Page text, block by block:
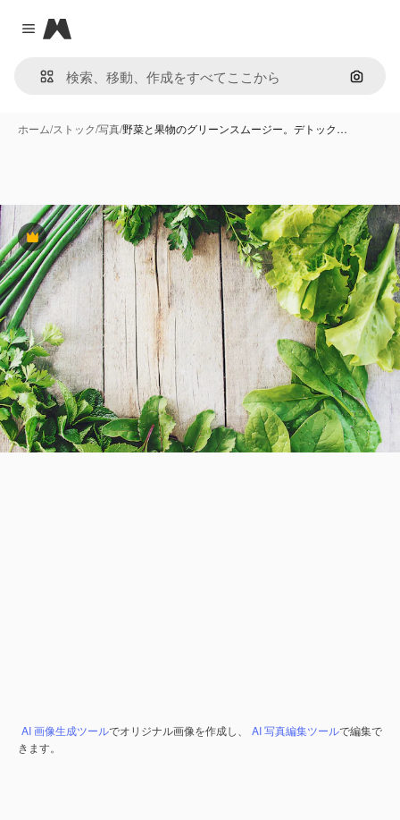
Close menu
Magnific
画像で
ホーム/ストック/写真/野菜と果物のグリーンスムージー。デトック…
Premium
AI 画像生成ツールでオリジナル画像を作成し、 AI 写真編集ツールで編集で
きます。